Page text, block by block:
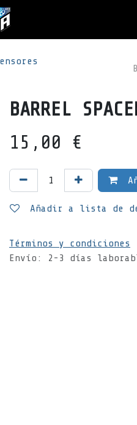
BARREL
15,00 €
Añadir a lista de
Términos y condiciones
Envío: 2-3 días